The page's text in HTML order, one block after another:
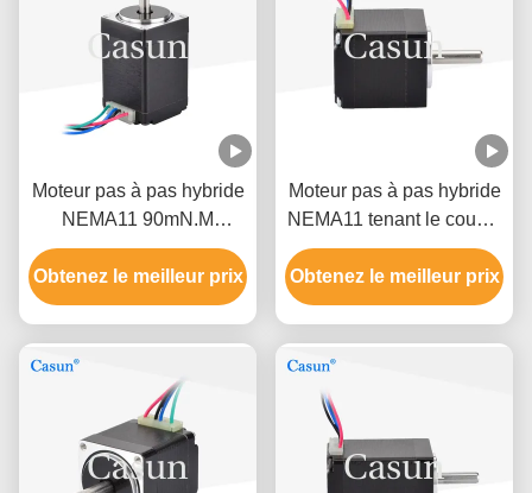
Moteur pas à pas hybride
NEMA11 90mN.M
35x45mm pour
équipement médical
Obtenez le meilleur prix
Moteur pas à pas hybride
NEMA11 tenant le couple
60mN.M 35x32mm pour
l'équipement de beauté
Obtenez le meilleur prix